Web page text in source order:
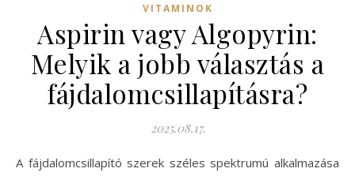
VITAMINOK
Aspirin vagy Algopyrin:
Melyik a jobb választás a
fájdalomcsillapításra?
2025.08.17.
A fájdalomcsillapító szerek széles spektrumú alkalmazása